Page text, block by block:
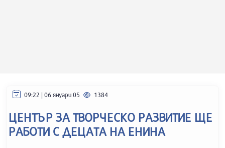
09:22 | 06 януари 05 1384
ЦЕНТЪР ЗА ТВОРЧЕСКО РАЗВИТИЕ ЩЕ
РАБОТИ С ДЕЦАТА НА ЕНИНА